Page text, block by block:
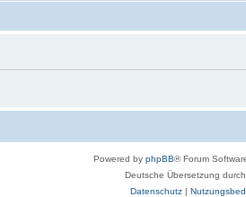
Powered by phpBB® Forum
Deutsche Übersetzung durch
Datenschutz|